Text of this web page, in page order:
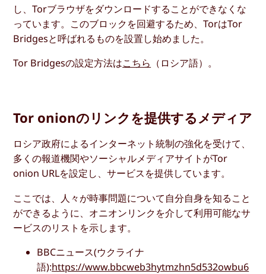
し、Torブラウザをダウンロードすることができなくな
っています。このブロックを回避するため、TorはTor
Bridgesと呼ばれるものを設置し始めました。
Tor Bridgesの設定方法はこちら （ロシア語）。
Tor onionのリンクを提供するメディア
ロシア政府によるインターネット統制の強化を受けて、
多くの報道機関やソーシャルメディアサイトがTor
onion URLを設定し、サービスを提供しています。
ここでは、人々が時事問題について自分自身を知ること
ができるように、オニオンリンクを介して利用可能なサ
ービスのリストを示します。
BBCニュース(ウクライナ
語):https://www.bbcweb3hytmzhn5d532owbu6